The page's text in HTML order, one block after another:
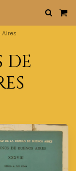
Aires
DE